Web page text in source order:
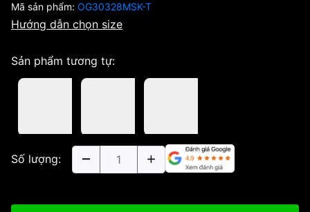
Mã sản phẩm: OG30328MSK-T
Hướng dẫn chọn size
Sản phẩm tương tự:
Số lượng: